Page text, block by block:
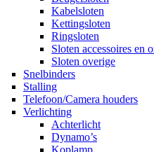
Kabelsloten
Kettingsloten
Ringsloten
Sloten accessoires en
Sloten overige
Snelbinders
Stalling
Telefoon/Camera houders
Verlichting
Achterlicht
Dynamo’s